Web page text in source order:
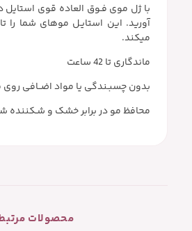
با ژل موی فـوق العاده قوی استایل
آورید. این استایـل موهای شما را
میکند.
ماندگاری تا 42 ساعت
بدون چسبـندگی یا مواد اضــافی روی
محافظ مو در برابر خشک و شـکننده
محصولات